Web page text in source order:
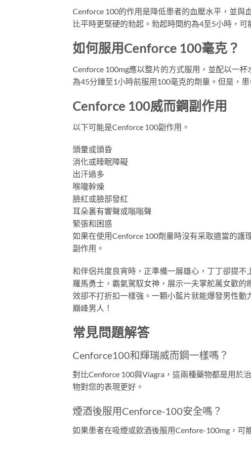
Cenforce 100的作用是降低患者的血壓水平，並
比平時更堅硬的勃起。勃起時間約為4至5小時，可
如何服用Cenforce 100毫克？
Cenforce 100mg應以整片的方式服用，並配以一
為45分鐘至1小時前服用100毫克的劑量。但是，
Cenforce 100威而鋼副作用
以下可能是Cenforce 100副作用。
頭暈或頭昏
消化或睡眠障礙
出汗過多
喉嚨幹燥
臉紅或臉部發紅
耳朵裏有響聲或嗡嗡聲
緊張和困惑
如果在使用Cenforce 100劑量時沒有采取適當的
副作用。
和伴侶共度良宵時，正準備一展雄心，丁丁卻提
羅馬勇士，霸氣駕馭女神，展示一夫掌舵萬女歡
效卻不打折扣一樣強。一顆小藍片就能爆發男性
巔峰男人！
常見問題解答
Cenforce100和輝瑞威而鋼一樣嗎？
對比Cenforce 100與Viagra，這兩種藥物都是用於
物對您的表現更好。
煙酒後服用Cenforce-100安全嗎？
如果患者在吸煙或飲酒後服用Cenfore-100mg，可